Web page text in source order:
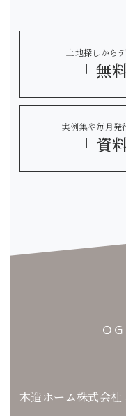
土地探しから
「 無
実例集や毎月発
「 資
木造ホーム株式会社